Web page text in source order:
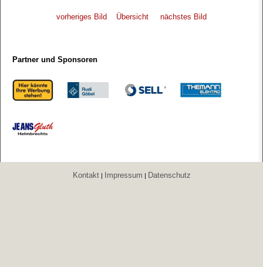
vorheriges Bild Übersicht nächstes Bild
Partner und Sponsoren
Kontakt| Impressum Datenschutz